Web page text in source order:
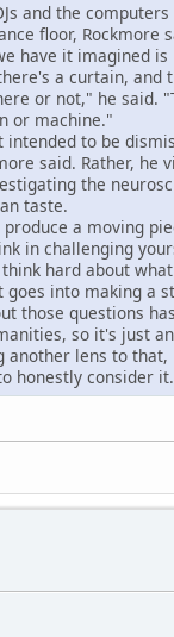
and the
floor, Rockmore
have it imagined is
a curtain, and
or not," he said.
or machine."
intended to be
said. Rather, he
the
taste.
a moving
in challenging
hard about
goes into making a
those questions
so it's just
another lens to
honestly consider